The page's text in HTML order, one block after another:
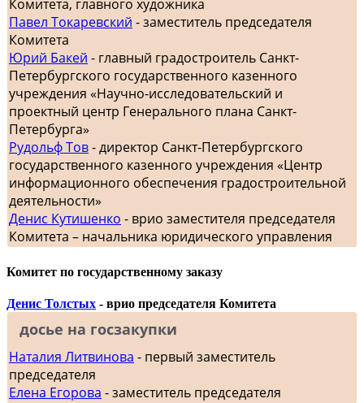
Комитета, главного художника
Павел Токаревский - заместитель председателя
Комитета
Юрий Бакей - главный градостроитель Санкт-
Петербургского государственного казенного
учреждения «Научно-исследовательский и
проектный центр Генерального плана Санкт-
Петербурга»
Рудольф Тов- директор Санкт-Петербургского
государственного казенного учреждения «Центр
информационного обеспечения градостроительной
деятельности»
Денис Кутишенко - врио заместителя председателя
Комитета – начальника юридического управления
Комитет по государственному заказу
Денис Толстых - врио председателя Комитета
досье на госзакупки
Наталия Литвинова - первый заместитель
председателя
Елена Егорова - заместитель председателя